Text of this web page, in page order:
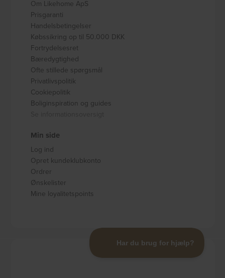
Om Likehome ApS
Prisgaranti
Handelsbetingelser
Købssikring op til 50.000 DKK
Fortrydelsesret
Bæredygtighed
Ofte stillede spørgsmål
Privatlivspolitik
Cookiepolitik
Boliginspiration og guides
Min side
Log ind
Opret kundeklubkonto
Ordrer
Ønskelister
Mine loyalitetspoints